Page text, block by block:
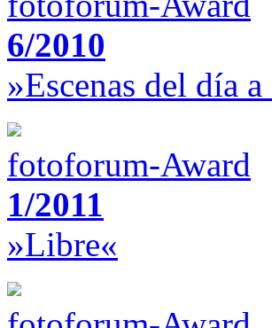
6/2010
»Escenas del día
fotoforum-Award
1/2011
»Libre«